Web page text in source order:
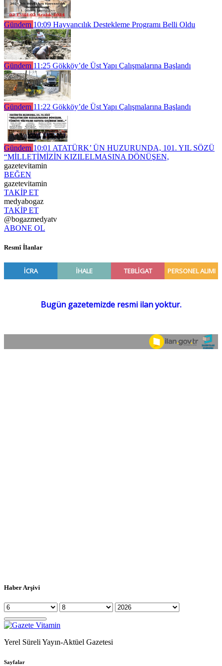
Gündem 10:09 Hayvancılık Destekleme Programı Belli Oldu
Gündem 11:25 Gökköy’de Üst Yapı Çalışmalarına Başlandı
Gündem 11:22 Gökköy’de Üst Yapı Çalışmalarına Başlandı
Gündem 10:01 ATATÜRK’ ÜN HUZURUNDA, 101. YIL SÖZÜ
“MİLLETİMİZİN KIZILELMASINA DÖNÜŞEN,
gazetevitamin
BEĞEN
gazetevitamin
TAKİP ET
medyabogaz
TAKİP ET
@bogazmedyatv
ABONE OL
Resmî İlanlar
Haber Arşivi
Yerel Süreli Yayın-Aktüel Gazetesi
Sayfalar